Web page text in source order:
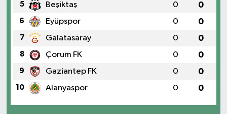
5 Beşiktaş 0 0
6 Eyüpspor 0 0
7 Galatasaray 0 0
8 Çorum FK 0 0
9 Gaziantep FK 0 0
10 Alanyaspor 0 0